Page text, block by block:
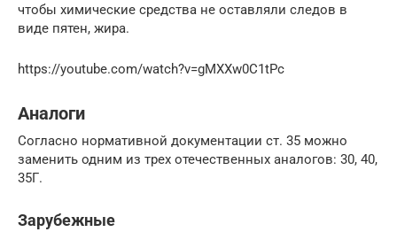
чтобы химические средства не оставляли следов в
виде пятен, жира.
https://youtube.com/watch?v=gMXXw0C1tPc
Аналоги
Согласно нормативной документации ст. 35 можно
заменить одним из трех отечественных аналогов: 30, 40,
35Г.
Зарубежные